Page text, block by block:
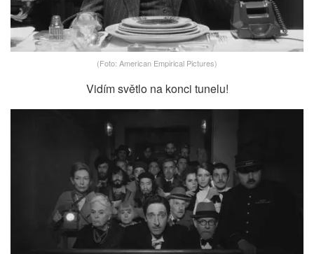
(Foto: American Empirical Pictures)
Vidím světlo na konci tunelu!